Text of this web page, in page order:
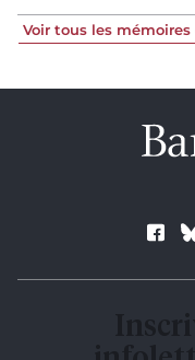
Voir tous les